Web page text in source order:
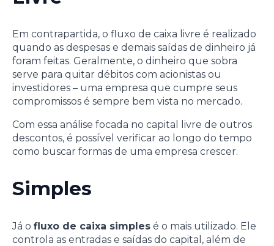
Em contrapartida, o fluxo de caixa livre é realizado
quando as despesas e demais saídas de dinheiro já
foram feitas. Geralmente, o dinheiro que sobra
serve para quitar débitos com acionistas ou
investidores – uma empresa que cumpre seus
compromissos é sempre bem vista no mercado.
Com essa análise focada no capital livre de outros
descontos, é possível verificar ao longo do tempo
como buscar formas de uma empresa crescer.
Simples
Já o fluxo de caixa simples é o mais utilizado. Ele
controla as entradas e saídas do capital, além de